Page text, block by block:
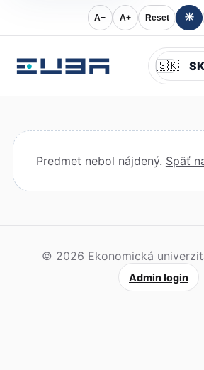
A− A+ Reset ☀
🇸🇰
Predmet nebol nájdený. Späť
© 2026 Ekonomická
Admin login